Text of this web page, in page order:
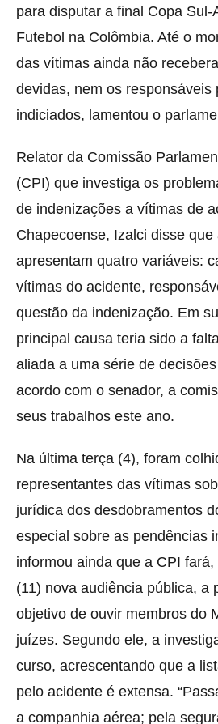
para disputar a final Copa Sul-
Futebol na Colômbia. Até o
das vítimas ainda não
devidas, nem os responsáveis
indiciados, lamentou o
Relator da Comissão
(CPI) que investiga os
de indenizações a vítimas de
Chapecoense, Izalci disse
apresentam quatro variáveis:
vítimas do acidente,
questão da indenização. Em
principal causa teria sido a
aliada a uma série de
acordo com o senador, a
seus trabalhos este ano.
Na última terça (4), foram
representantes das vítimas
jurídica dos desdobramentos
especial sobre as pendências
informou ainda que a CPI
(11) nova audiência pública, a
objetivo de ouvir membros do
juízes. Segundo ele, a
curso, acrescentando que a
pelo acidente é extensa.
a companhia aérea; pela